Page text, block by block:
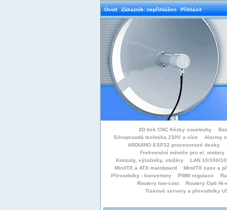
Úvod Zákazník: nepřihlášen Přihlásit
3D tisk CNC frézky soustruhy
Silnoproudá technika 230V a více
Alarmy
ARDUINO ESP32 procesorové desky
Frekvenční měniče pro el. motory
Konzoly, výložníky, stožáry
LAN 10/100/
MiniITX a ATX mainboard
MiniITX case a
Převodníky - konvertory
PWM regulace
Routery low-cost
Routery Opti Hi-
Tiskové servery a převodníky